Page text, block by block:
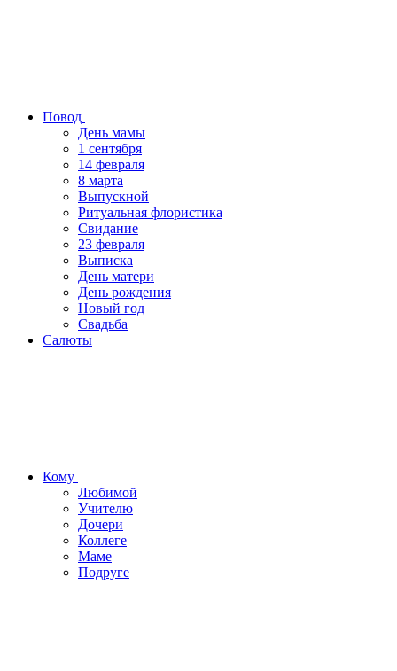
Повод
День мамы
1 сентября
14 февраля
8 марта
Выпускной
Ритуальная флористика
Свидание
23 февраля
Выписка
День матери
День рождения
Новый год
Свадьба
Салюты
Кому
Любимой
Учителю
Дочери
Коллеге
Маме
Подруге